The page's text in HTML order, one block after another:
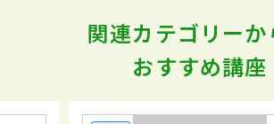
関連カテゴリーか
おすすめ講座